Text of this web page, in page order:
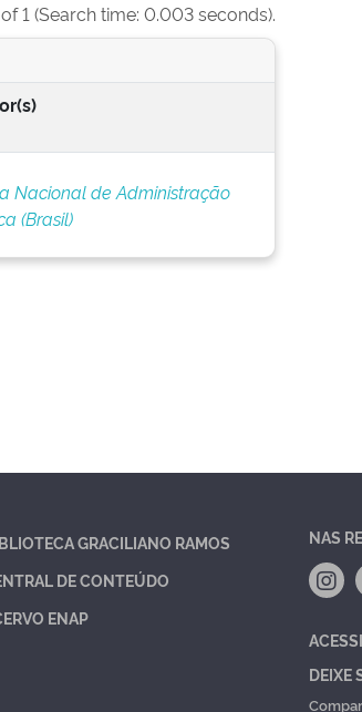
1 (Search time: 0.003 seconds).
Nacional de Administração
(Brasil)
GRACILIANO RAMOS
DE CONTEÚDO
ENAP
NAS
DEIXE